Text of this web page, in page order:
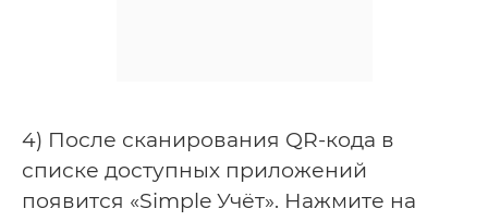
4) После сканирования QR-кода в
списке доступных приложений
появится «Simple Учёт». Нажмите на